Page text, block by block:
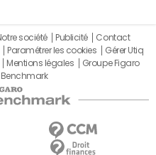
société Publicité
Contact
Paramétrer les cookies
Gérer Utiq
Mentions légales
Groupe Figaro